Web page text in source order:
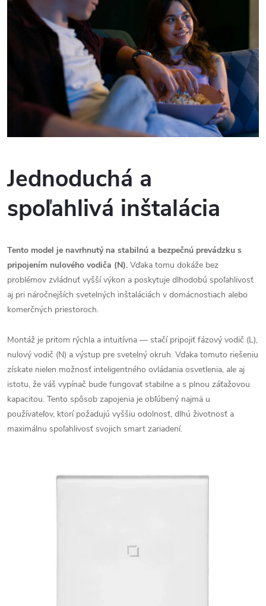
Jednoduchá a
spoľahlivá inštalácia
Tento model je navrhnutý na stabilnú a bezpečnú prevádzku s
pripojením nulového vodiča (N). Vďaka tomu dokáže bez
problémov zvládnuť vyšší výkon a poskytuje dlhodobú spoľahlivosť
aj pri náročnejších svetelných inštaláciách v domácnostiach alebo
komerčných priestoroch.
Montáž je pritom rýchla a intuitívna — stačí pripojiť fázový vodič (L),
nulový vodič (N) a výstup pre svetelný okruh. Vďaka tomuto riešeniu
získate nielen možnosť inteligentného ovládania osvetlenia, ale aj
istotu, že váš vypínač bude fungovať stabilne a s plnou záťažovou
kapacitou. Tento spôsob zapojenia je obľúbený najmä u
používateľov, ktorí požadujú vyššiu odolnosť, dlhú životnosť a
maximálnu spoľahlivosť svojich smart zariadení.